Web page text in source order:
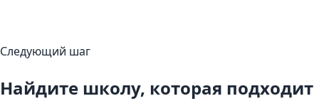
Следующий шаг
Найдите школу, которая подходит